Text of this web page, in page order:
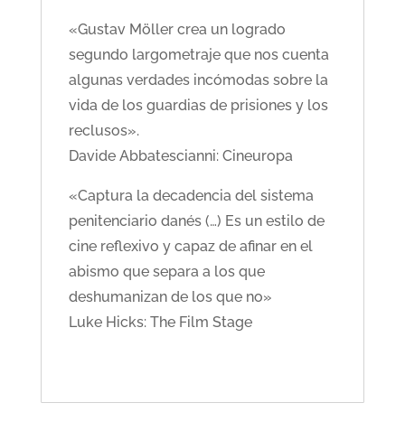
«Gustav Möller crea un logrado
segundo largometraje que nos cuenta
algunas verdades incómodas sobre la
vida de los guardias de prisiones y los
reclusos».
Davide Abbatescianni: Cineuropa
«Captura la decadencia del sistema
penitenciario danés (…) Es un estilo de
cine reflexivo y capaz de afinar en el
abismo que separa a los que
deshumanizan de los que no»
Luke Hicks: The Film Stage